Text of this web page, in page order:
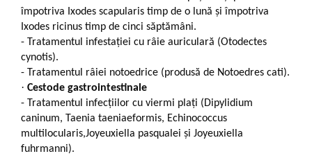
împotriva Ixodes scapularis timp de o lună și împotriva
Ixodes ricinus timp de cinci săptămâni.
- Tratamentul infestației cu râie auriculară (Otodectes
cynotis).
- Tratamentul râiei notoedrice (produsă de Notoedres cati).
· Cestode gastrointestinale
- Tratamentul infecţiilor cu viermi plaţi (Dipylidium
caninum, Taenia taeniaeformis, Echinococcus
multilocularis,Joyeuxiella pasqualei și Joyeuxiella
fuhrmanni).